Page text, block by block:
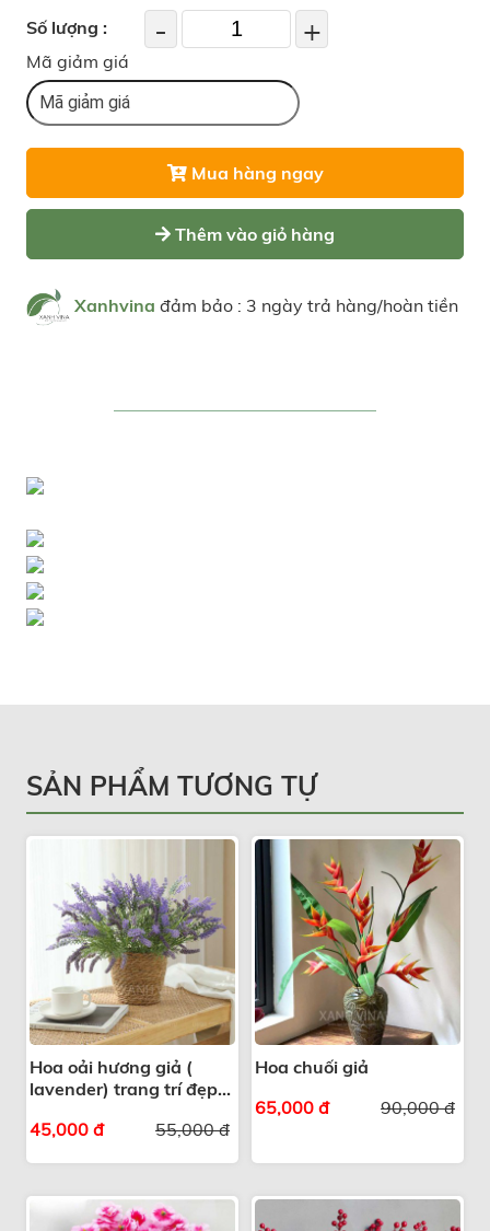
Số lượng : - +
Mã giảm giá
Mua hàng ngay
Thêm vào giỏ hàng
Xanhvina đảm bảo : 3 ngày trả hàng/hoàn tiền
SẢN PHẨM TƯƠNG TỰ
Hoa oải hương giả (
lavender) trang trí đẹp
55,000 đ
45,000 đ
Hoa chuối giả
90,000 đ
65,000 đ